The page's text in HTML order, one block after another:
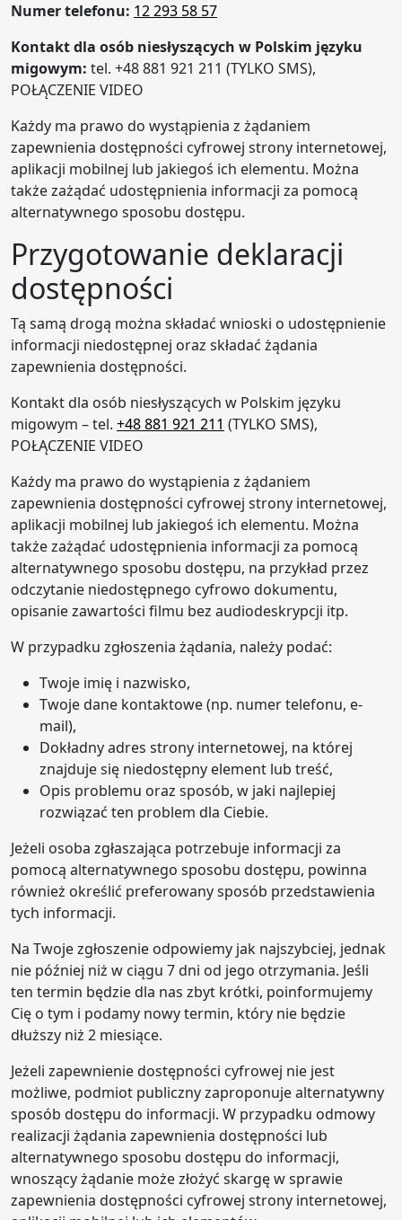
Numer telefonu: 12 293 58 57
Kontakt dla osób niesłyszących w Polskim języku
migowym: tel. +48 881 921 211 (TYLKO SMS),
POŁĄCZENIE VIDEO
Każdy ma prawo do wystąpienia z żądaniem
zapewnienia dostępności cyfrowej strony internetowej,
aplikacji mobilnej lub jakiegoś ich elementu. Można
także zażądać udostępnienia informacji za pomocą
alternatywnego sposobu dostępu.
Przygotowanie deklaracji
dostępności
Tą samą drogą można składać wnioski o udostępnienie
informacji niedostępnej oraz składać żądania
zapewnienia dostępności.
Kontakt dla osób niesłyszących w Polskim języku
migowym – tel. +48 881 921 211 (TYLKO SMS),
POŁĄCZENIE VIDEO
Każdy ma prawo do wystąpienia z żądaniem
zapewnienia dostępności cyfrowej strony internetowej,
aplikacji mobilnej lub jakiegoś ich elementu. Można
także zażądać udostępnienia informacji za pomocą
alternatywnego sposobu dostępu, na przykład przez
odczytanie niedostępnego cyfrowo dokumentu,
opisanie zawartości filmu bez audiodeskrypcji itp.
W przypadku zgłoszenia żądania, należy podać:
Twoje imię i nazwisko,
Twoje dane kontaktowe (np. numer telefonu, e-
mail),
Dokładny adres strony internetowej, na której
znajduje się niedostępny element lub treść,
Opis problemu oraz sposób, w jaki najlepiej
rozwiązać ten problem dla Ciebie.
Jeżeli osoba zgłaszająca potrzebuje informacji za
pomocą alternatywnego sposobu dostępu, powinna
również określić preferowany sposób przedstawienia
tych informacji.
Na Twoje zgłoszenie odpowiemy jak najszybciej, jednak
nie później niż w ciągu 7 dni od jego otrzymania. Jeśli
ten termin będzie dla nas zbyt krótki, poinformujemy
Cię o tym i podamy nowy termin, który nie będzie
dłuższy niż 2 miesiące.
Jeżeli zapewnienie dostępności cyfrowej nie jest
możliwe, podmiot publiczny zaproponuje alternatywny
sposób dostępu do informacji. W przypadku odmowy
realizacji żądania zapewnienia dostępności lub
alternatywnego sposobu dostępu do informacji,
wnoszący żądanie może złożyć skargę w sprawie
zapewnienia dostępności cyfrowej strony internetowej,